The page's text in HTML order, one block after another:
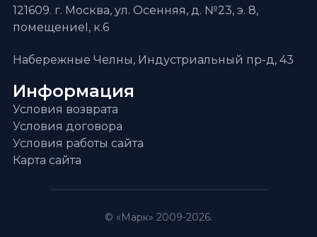
Информация
Условия возврата
Условия договора
Условия работы сайта
Карта сайта
121609. г. Москва, ул. Осенняя, д. №23, э. 8,
помещениеI, к.6
Набережные Челны, Индустриальный пр-д, 43
© «Марк» 2009-2026.